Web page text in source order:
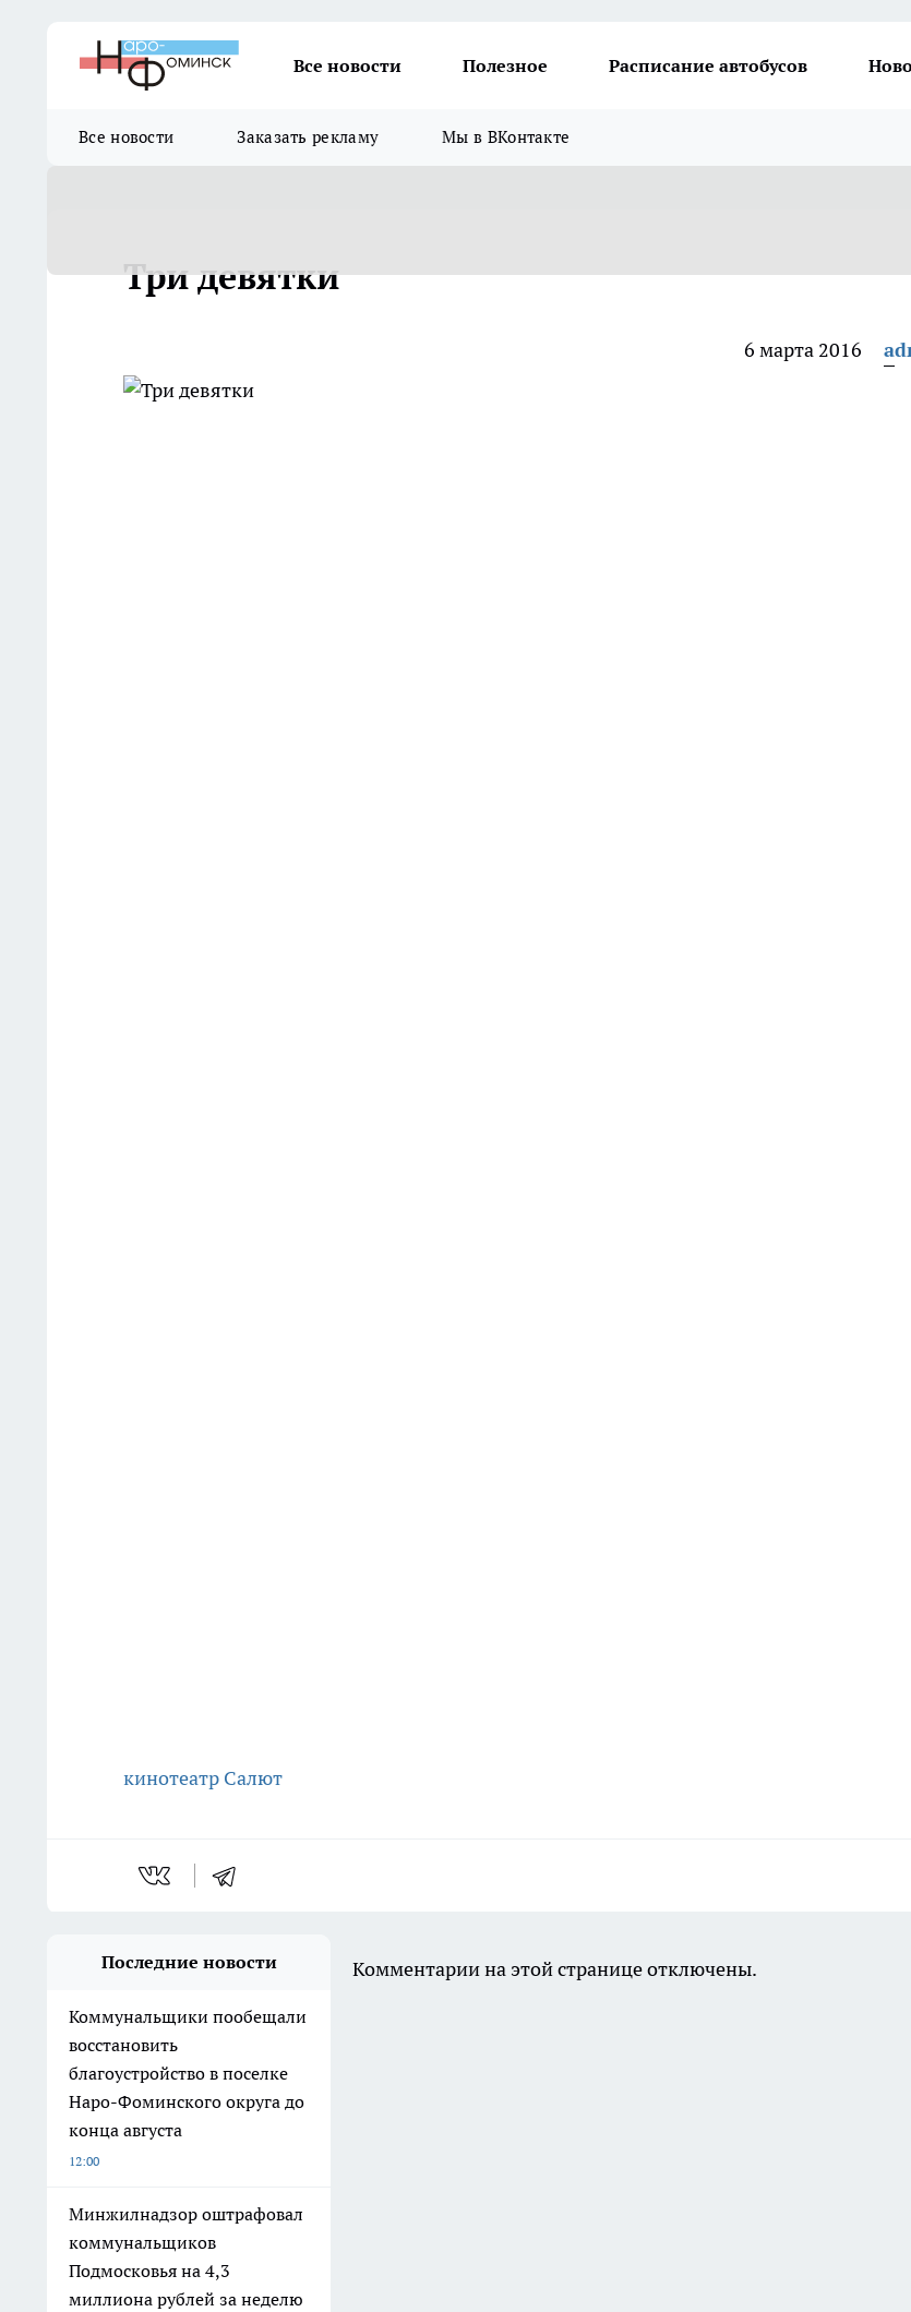
Все новости Полезное Расписание автобусов
Все новости Заказать рекламу Мы в ВКонтакте
Три девятки
6 марта 2016
кинотеатр Салют
Последние новости
Коммунальщики пообещали
восстановить
благоустройство в поселке
Наро-Фоминского округа до
конца августа
12:00
Минжилнадзор оштрафовал
коммунальщиков
Подмосковья на 4,3
миллиона рублей за неделю
Комментарии на этой странице отключены.